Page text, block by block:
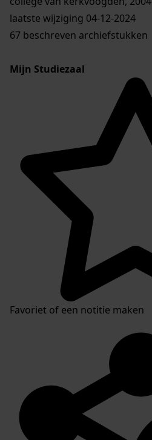
laatste wijziging 04-12-2024
67 beschreven archiefstukken
Mijn Studiezaal
Favoriet of een notitie maken